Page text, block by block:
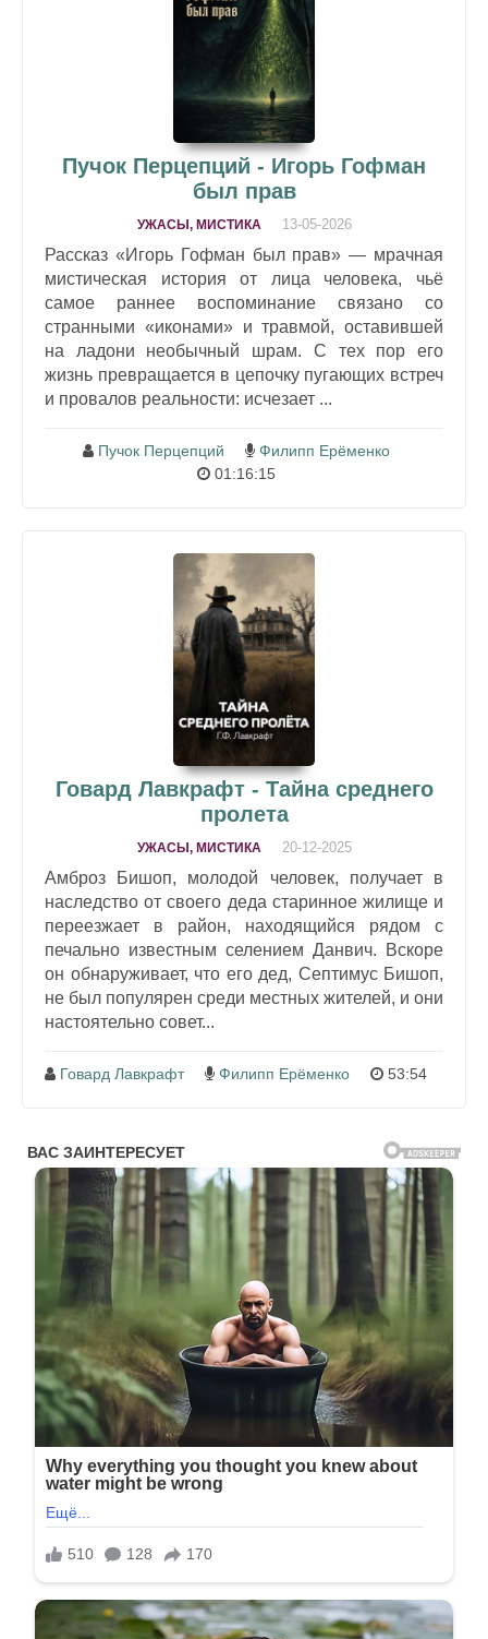
Пучок Перцепций - Игорь Гофман
был прав
УЖАСЫ, МИСТИКА 13-05-2026
Рассказ «Игорь Гофман был прав» — мрачная
мистическая история от лица человека, чьё
самое раннее воспоминание связано со
странными «иконами» и травмой, оставившей
на ладони необычный шрам. С тех пор его
жизнь превращается в цепочку пугающих встреч
и провалов реальности: исчезает ...
Пучок Перцепций
Филипп Ерёменко
01:16:15
Говард Лавкрафт - Тайна среднего
пролета
УЖАСЫ, МИСТИКА 20-12-2025
Амброз Бишоп, молодой человек, получает в
наследство от своего деда старинное жилище и
переезжает в район, находящийся рядом с
печально известным селением Данвич. Вскоре
он обнаруживает, что его дед, Септимус Бишоп,
не был популярен среди местных жителей, и они
настоятельно совет...
Говард Лавкрафт Филипп Ерёменко 53:54